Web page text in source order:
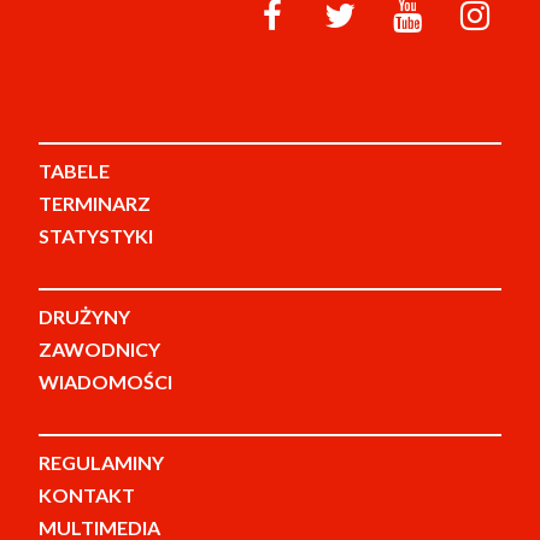
TABELE
TERMINARZ
STATYSTYKI
DRUŻYNY
ZAWODNICY
WIADOMOŚCI
REGULAMINY
KONTAKT
MULTIMEDIA